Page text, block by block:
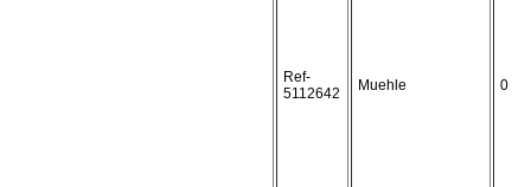
Ref-
5112642
Muehle 0